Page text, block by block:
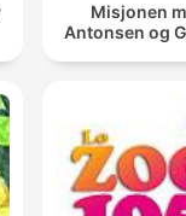
Misjonen
Antonsen og